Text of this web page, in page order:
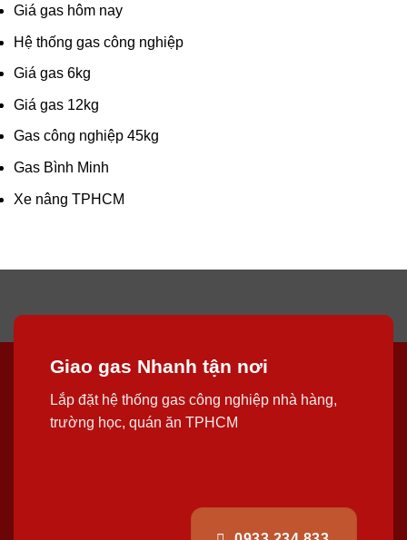
Giá gas hôm nay
Hệ thống gas công nghiệp
Giá gas 6kg
Giá gas 12kg
Gas công nghiệp 45kg
Gas Bình Minh
Xe nâng TPHCM
Giao gas Nhanh tận nơi
Lắp đặt hệ thống gas công nghiệp nhà hàng,
trường học, quán ăn TPHCM